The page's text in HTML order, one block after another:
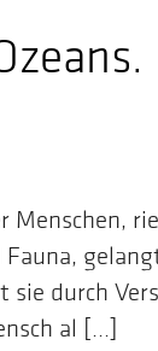
durch
al [...]